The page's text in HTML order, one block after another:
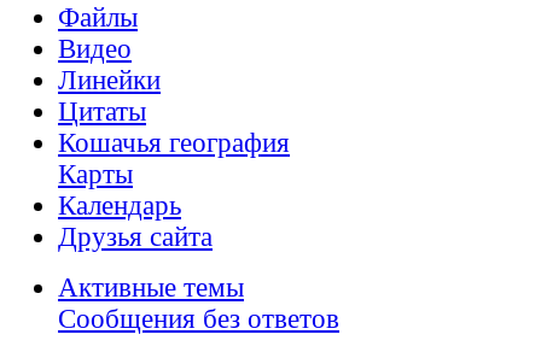
Файлы
Видео
Линейки
Цитаты
Кошачья география
Карты
Календарь
Друзья сайта
Активные темы
Сообщения без ответов